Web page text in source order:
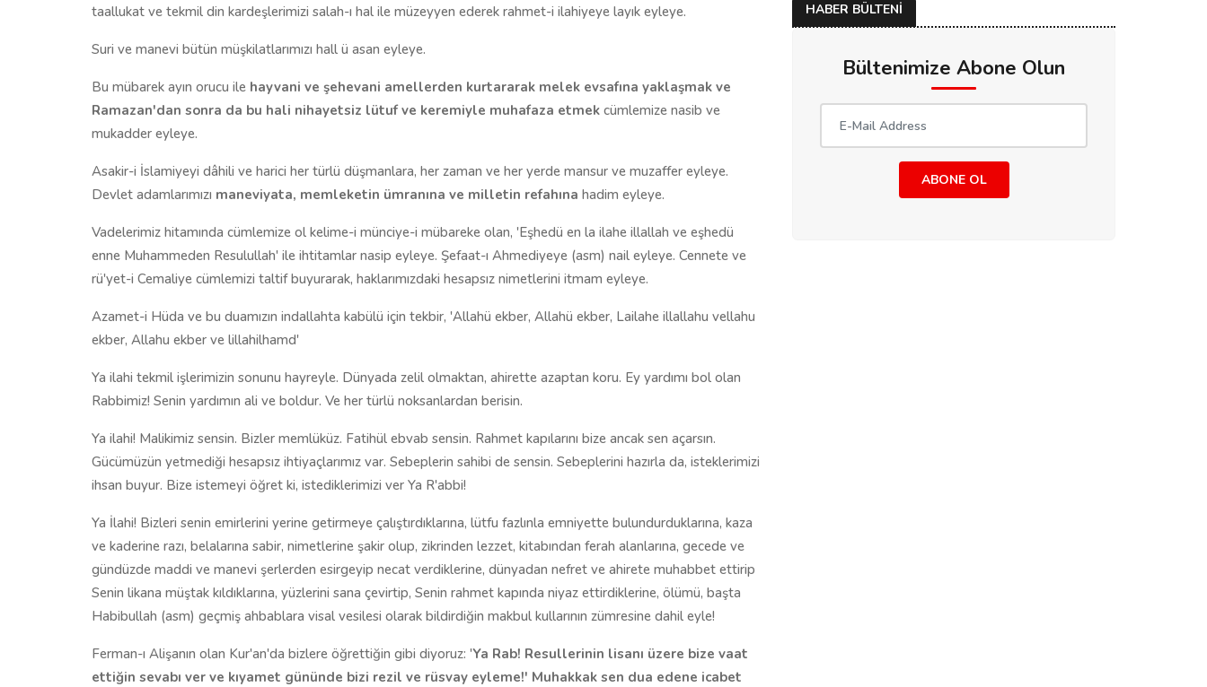
taallukat ve tekmil din kardeşlerimizi salah-ı hal ile müzeyyen ederek rahmet-i ilahiyeye layık eyleye.
Suri ve manevi bütün müşkilatlarımızı hall ü asan eyleye.
Bu mübarek ayın orucu ile hayvani ve şehevani amellerden kurtararak melek evsafına yaklaşmak ve
Ramazan'dan sonra da bu hali nihayetsiz lütuf ve keremiyle muhafaza etmek cümlemize nasib ve
mukadder eyleye.
Asakir-i İslamiyeyi dâhili ve harici her türlü düşmanlara, her zaman ve her yerde mansur ve muzaffer eyleye.
Devlet adamlarımızı maneviyata, memleketin ümranına ve milletin refahına hadim eyleye.
Vadelerimiz hitamında cümlemize ol kelime-i münciye-i mübareke olan, 'Eşhedü en la ilahe illallah ve eşhedü
enne Muhammeden Resulullah' ile ihtitamlar nasip eyleye. Şefaat-ı Ahmediyeye (asm) nail eyleye. Cennete ve
rü'yet-i Cemaliye cümlemizi taltif buyurarak, haklarımızdaki hesapsız nimetlerini itmam eyleye.
Azamet-i Hüda ve bu duamızın indallahta kabülü için tekbir, 'Allahü ekber, Allahü ekber, Lailahe illallahu vellahu
ekber, Allahu ekber ve lillahilhamd'
Ya ilahi tekmil işlerimizin sonunu hayreyle. Dünyada zelil olmaktan, ahirette azaptan koru. Ey yardımı bol olan
Rabbimiz! Senin yardımın ali ve boldur. Ve her türlü noksanlardan berisin.
Ya ilahi! Malikimiz sensin. Bizler memlüküz. Fatihül ebvab sensin. Rahmet kapılarını bize ancak sen açarsın.
Gücümüzün yetmediği hesapsız ihtiyaçlarımız var. Sebeplerin sahibi de sensin. Sebeplerini hazırla da, isteklerimizi
ihsan buyur. Bize istemeyi öğret ki, istediklerimizi ver Ya R'abbi!
Ya İlahi! Bizleri senin emirlerini yerine getirmeye çalıştırdıklarına, lütfu fazlınla emniyette bulundurduklarına, kaza
ve kaderine razı, belalarına sabir, nimetlerine şakir olup, zikrinden lezzet, kitabından ferah alanlarına, gecede ve
gündüzde maddi ve manevi şerlerden esirgeyip necat verdiklerine, dünyadan nefret ve ahirete muhabbet ettirip
Senin likana müştak kıldıklarına, yüzlerini sana çevirtip, Senin rahmet kapında niyaz ettirdiklerine, ölümü, başta
Habibullah (asm) geçmiş ahbablara visal vesilesi olarak bildirdiğin makbul kullarının zümresine dahil eyle!
Ferman-ı Alişanın olan Kur'an'da bizlere öğrettiğin gibi diyoruz: 'Ya Rab! Resullerinin lisanı üzere bize vaat
ettiğin sevabı ver ve kıyamet gününde bizi rezil ve rüsvay eyleme!' Muhakkak sen dua edene icabet
HABER BÜLTENİ
Bültenimize Abone Olun
ABONE OL